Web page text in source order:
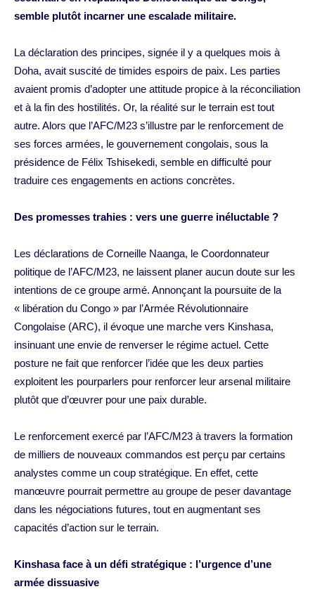
semble plutôt incarner une escalade militaire.
La déclaration des principes, signée il y a quelques mois à
Doha, avait suscité de timides espoirs de paix. Les parties
avaient promis d’adopter une attitude propice à la réconciliation
et à la fin des hostilités. Or, la réalité sur le terrain est tout
autre. Alors que l’AFC/M23 s’illustre par le renforcement de
ses forces armées, le gouvernement congolais, sous la
présidence de Félix Tshisekedi, semble en difficulté pour
traduire ces engagements en actions concrètes.
Des promesses trahies : vers une guerre inéluctable ?
Les déclarations de Corneille Naanga, le Coordonnateur
politique de l’AFC/M23, ne laissent planer aucun doute sur les
intentions de ce groupe armé. Annonçant la poursuite de la
« libération du Congo » par l’Armée Révolutionnaire
Congolaise (ARC), il évoque une marche vers Kinshasa,
insinuant une envie de renverser le régime actuel. Cette
posture ne fait que renforcer l’idée que les deux parties
exploitent les pourparlers pour renforcer leur arsenal militaire
plutôt que d’œuvrer pour une paix durable.
Le renforcement exercé par l’AFC/M23 à travers la formation
de milliers de nouveaux commandos est perçu par certains
analystes comme un coup stratégique. En effet, cette
manœuvre pourrait permettre au groupe de peser davantage
dans les négociations futures, tout en augmentant ses
capacités d’action sur le terrain.
Kinshasa face à un défi stratégique : l’urgence d’une
armée dissuasive